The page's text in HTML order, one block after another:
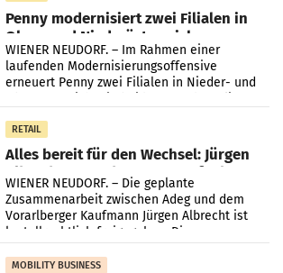
Penny modernisiert zwei Filialen in
Ober- und Niederösterreich
WIENER NEUDORF. – Im Rahmen einer
laufenden Modernisierungsoffensive
erneuert Penny zwei Filialen in Nieder- und
RETAIL
Alles bereit für den Wechsel: Jürgen
Albrecht setzt ab 1.1.2027 auf Adeg
WIENER NEUDORF. – Die geplante
Zusammenarbeit zwischen Adeg und dem
Vorarlberger Kaufmann Jürgen Albrecht ist
kartellrechtlich freigegeben: Die
Bundeswettbewerbsbehörde und der
Bundeskartellanwalt
MOBILITY BUSINESS